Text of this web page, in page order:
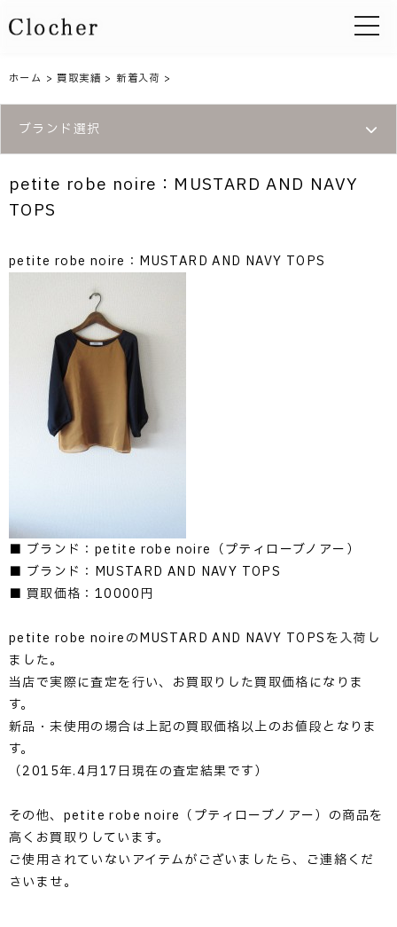
toggle
ホーム >買取実績 > 新着入荷 >
ブランド選択
petite robe noire：MUSTARD AND NAVY
TOPS
petite robe noire：MUSTARD AND NAVY TOPS
■ ブランド：petite robe noire（プティローブノアー）
■ ブランド：MUSTARD AND NAVY TOPS
■ 買取価格：10000円
petite robe noireのMUSTARD AND NAVY TOPSを入荷し
ました。
当店で実際に査定を行い、お買取りした買取価格になりま
す。
新品・未使用の場合は上記の買取価格以上のお値段となりま
す。
（2015年.4月17日現在の査定結果です）
その他、petite robe noire（プティローブノアー）の商品を
高くお買取りしています。
ご使用されていないアイテムがございましたら、ご連絡くだ
さいませ。